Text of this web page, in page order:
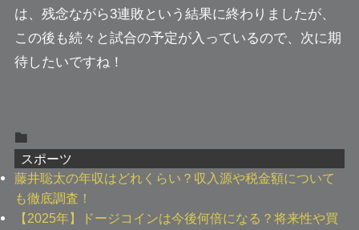
は、残念ながら3連敗という結果に終わりましたが、
この後も続々と試合の予定が入っているので、次に期
待したいですね！
スポーツ
藤井聡太の年収はどれくらい？収入源や税金額について
も徹底調査！
【2025年】ドージコインは今後何倍になる？将来性や買